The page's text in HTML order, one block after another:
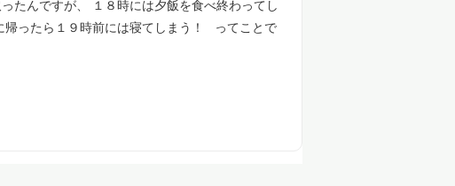
たんですが、 １８時には夕飯を食べ終わってし
帰ったら１９時前には寝てしまう！ ってことで